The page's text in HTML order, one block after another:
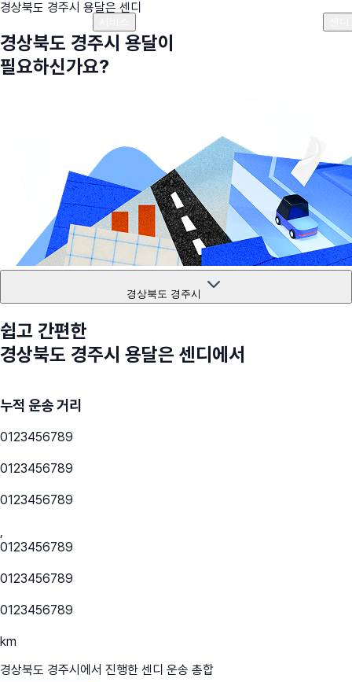
경상북도 경주시 용달은 센디
경상북도 경주시 용달이
필요하신가요?
경상북도 경주시
쉽고 간편한
경상북도 경주시 용달은 센디에서
누적 운송 거리
0123456789
0123456789
0123456789
,
0123456789
0123456789
0123456789
km
경상북도 경주시 에서 진행한 센디 운송 총합